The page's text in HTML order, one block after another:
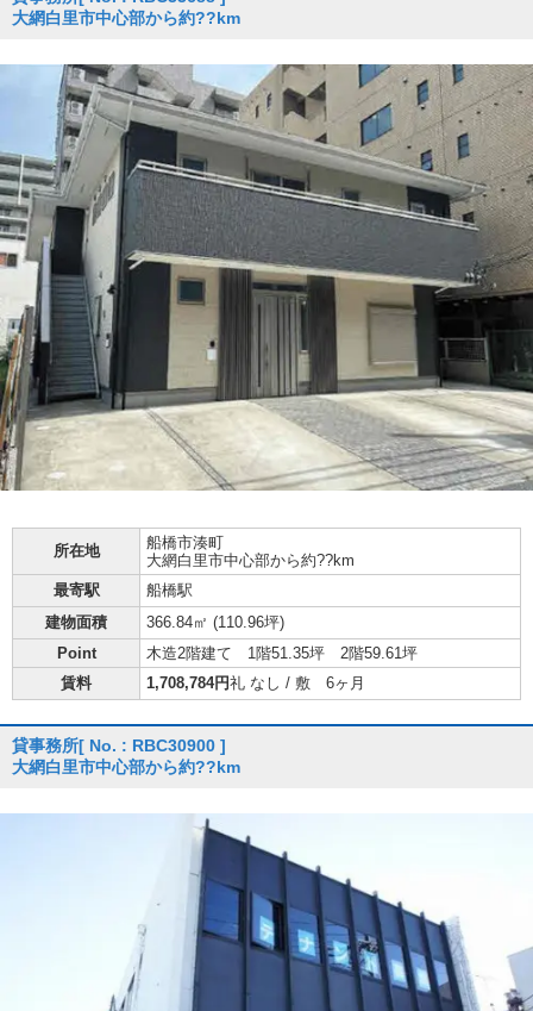
大網白里市中心部から約??km
所在地 船橋市湊町
大網白里市中心部から約??km
最寄駅
船橋駅
建物面積
366.84㎡ (110.96坪)
Point
木造2階建て 1階51.35坪 2階59.61坪
賃料
1,708,784円礼 なし / 敷 6ヶ月
貸事務所[ No. : RBC30900 ]
大網白里市中心部から約??km